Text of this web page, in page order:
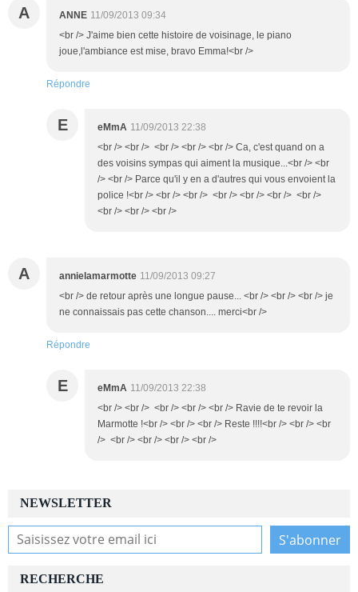
A ANNE 11/09/2013 09:34
<br /> J'aime bien cette histoire de voisinage, le piano
joue,l'ambiance est mise, bravo Emma!<br />
Répondre
E eMmA 11/09/2013 22:38
<br /> <br /> <br /> <br /> <br /> Ca, c'est quand on a
des voisins sympas qui aiment la musique...<br /> <br
/> <br /> Parce qu'il y en a d'autres qui vous envoient la
police !<br /> <br /> <br /> <br /> <br /> <br /> <br />
<br /> <br /> <br />
A annielamarmotte 11/09/2013 09:27
<br /> de retour après une longue pause... <br /> <br /> <br /> je
ne connaissais pas cette chanson.... merci<br />
Répondre
E eMmA 11/09/2013 22:38
<br /> <br /> <br /> <br /> <br /> Ravie de te revoir la
Marmotte !<br /> <br /> <br /> Reste !!!!<br /> <br /> <br
/> <br /> <br /> <br /> <br />
NEWSLETTER
RECHERCHE